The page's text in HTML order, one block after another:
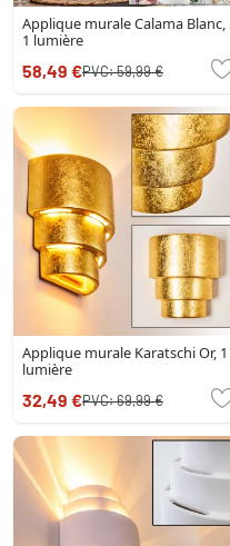
Applique murale Calama Blanc,
1 lumière
58,49 €PVC:59,99 €
Applique murale Karatschi Or, 1
lumière
32,49 €PVC:69,99 €